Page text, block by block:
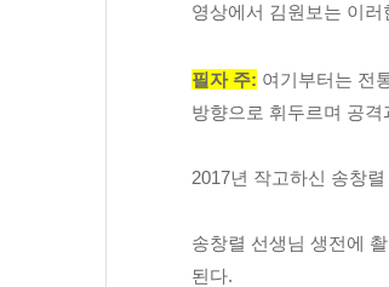
영상에서 김원보는 이
필자 주: 여기부터는 전
방향으로 휘두르며 공
2017년 작고하신 송창
송창렬 선생님 생전에
된다.